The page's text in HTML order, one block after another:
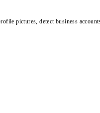
pictures, detect business